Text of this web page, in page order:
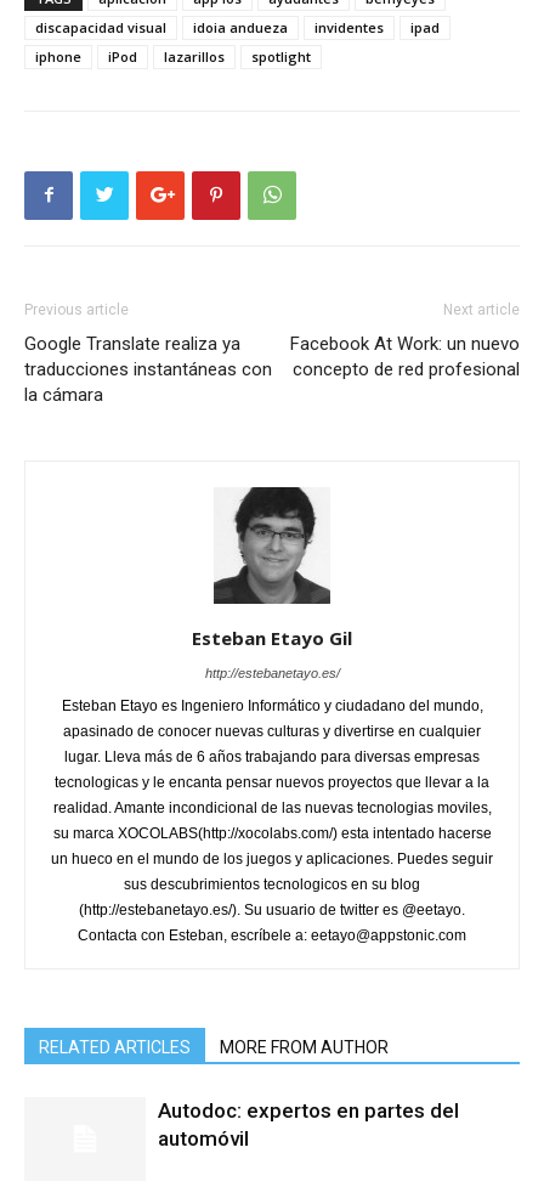
discapacidad visual
idoia andueza invidentes
ipad
iphone
iPod lazarillos spotlight
Previous article
Google Translate realiza ya
traducciones instantáneas con
la cámara
Next article
Facebook At Work: un nuevo
concepto de red profesional
Esteban Etayo Gil
http://estebanetayo.es/
Esteban Etayo es Ingeniero Informático y ciudadano del mundo,
apasinado de conocer nuevas culturas y divertirse en cualquier
lugar. Lleva más de 6 años trabajando para diversas empresas
tecnologicas y le encanta pensar nuevos proyectos que llevar a la
realidad. Amante incondicional de las nuevas tecnologias moviles,
su marca XOCOLABS(http://xocolabs.com/) esta intentado hacerse
un hueco en el mundo de los juegos y aplicaciones. Puedes seguir
sus descubrimientos tecnologicos en su blog
(http://estebanetayo.es/). Su usuario de twitter es @eetayo.
Contacta con Esteban, escríbele a: eetayo@appstonic.com
RELATED ARTICLES MORE FROM AUTHOR
Autodoc: expertos en partes del
automóvil